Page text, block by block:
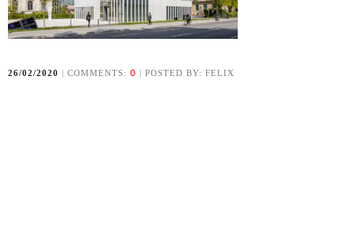
26/02/2020 | COMMENTS: 0 | POSTED BY: FELIX